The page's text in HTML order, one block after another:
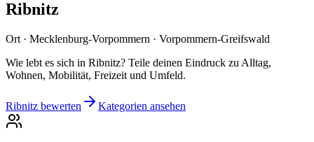
Ribnitz
Ort · Mecklenburg-Vorpommern · Vorpommern-Greifswald
Wie lebt es sich in Ribnitz? Teile deinen Eindruck zu Alltag,
Wohnen, Mobilität, Freizeit und Umfeld.
Ribnitz bewerten Kategorien ansehen